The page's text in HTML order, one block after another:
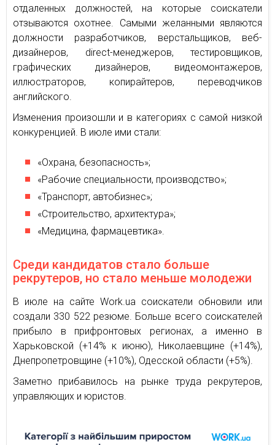
отдаленных должностей, на которые соискатели
отзываются охотнее. Самыми желанными являются
должности разработчиков, верстальщиков, веб-
дизайнеров, direct-менеджеров, тестировщиков,
графических дизайнеров, видеомонтажеров,
иллюстраторов, копирайтеров, переводчиков
английского.
Изменения произошли и в категориях с самой низкой
конкуренцией. В июле ими стали:
«Охрана, безопасность»;
«Рабочие специальности, производство»;
«Транспорт, автобизнес»;
«Строительство, архитектура»;
«Медицина, фармацевтика».
Среди кандидатов стало больше
рекрутеров, но стало меньше молодежи
В июле на сайте Work.ua соискатели обновили или
создали 330 522 резюме. Больше всего соискателей
прибыло в прифронтовых регионах, а именно в
Харьковской (+14% к июню), Николаевщине (+14%),
Днепропетровщине (+10%), Одесской области (+5%).
Заметно прибавилось на рынке труда рекрутеров,
управляющих и юристов.